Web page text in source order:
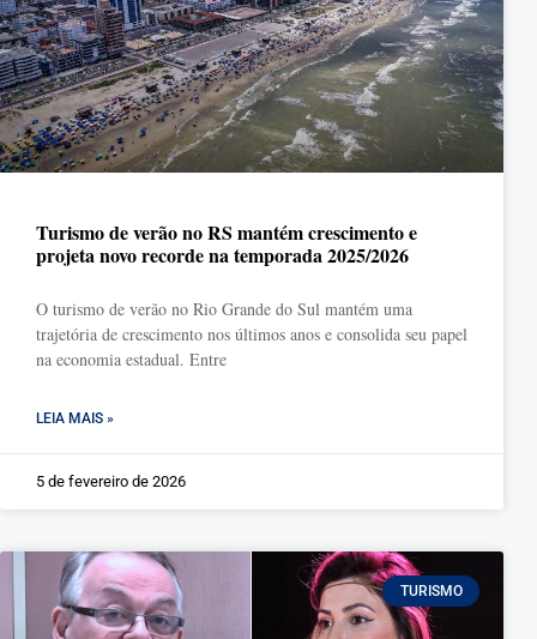
Turismo de verão no RS mantém crescimento e
projeta novo recorde na temporada 2025/2026
O turismo de verão no Rio Grande do Sul mantém uma
trajetória de crescimento nos últimos anos e consolida seu papel
na economia estadual. Entre
LEIA MAIS »
5 de fevereiro de 2026
TURISMO